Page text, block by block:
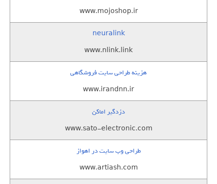
www.mojoshop.ir
neuralink
www.nlink.link
هزینه طراحی سایت فروشگاهی
www.irandnn.ir
دزدگیر اماکن
www.sato-electronic.com
طراحی وب سایت در اهواز
www.artiash.com